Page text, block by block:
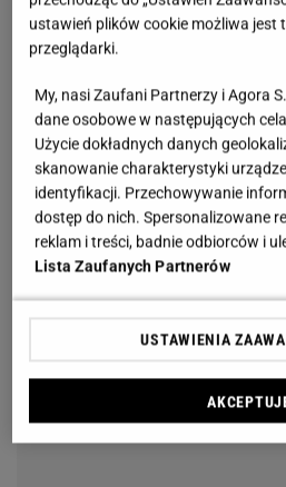
ustawień plików cookie możliwa jest
przeglądarki.
My, nasi Zaufani Partnerzy i Agora
dane osobowe w następujących
Użycie dokładnych danych
skanowanie charakterystyki
identyfikacji. Przechowywanie
dostęp do nich. Spersonalizowane
reklam i treści, badnie odbiorców i
Lista Zaufanych Partnerów
USTAWIENIA